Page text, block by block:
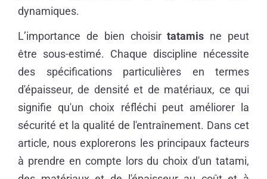
dynamiques.
L’importance de bien choisirtatamis ne peut
être sous-estimé. Chaque discipline nécessite
des spécifications particulières en termes
d'épaisseur, de densité et de matériaux, ce qui
signifie qu'un choix réfléchi peut améliorer la
sécurité et la qualité de l'entraînement. Dans cet
article, nous explorerons les principaux facteurs
à prendre en compte lors du choix d'un tatami,